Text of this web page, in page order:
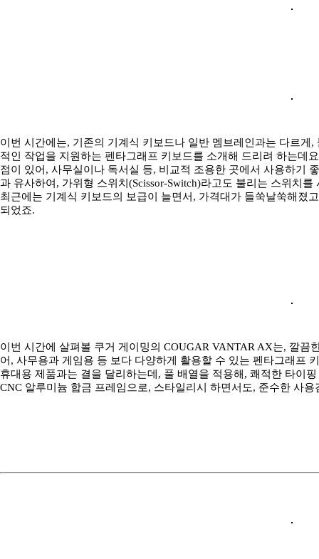
이번 시간에는, 기존의 기계식 키보드나 일반 멤브레인과는 다르
적인 작업을 지원하는 펜타그래프 키보드를 소개해 드리려 하는데
점이 있어, 사무실이나 독서실 등, 비교적 조용한 곳에서 사용하기
과 유사하여, 가위형 스위치(Scissor-Switch)라고도 불리는 스위치
최근에는 기계식 키보드의 보급이 늘면서, 가격대가 들쑥날쑥해졌
되었죠.
이번 시간에 살펴볼 쿠거 게이밍의 COUGAR VANTAR AX는, 깔
어, 사무용과 게임용 등 보다 다양하게 활용할 수 있는 펜타그래프
휴대용 제품과는 결을 달리하는데, 풀 배열을 적용해, 쾌적한 타이
CNC 알루미늄 합금 프레임으로, 스타일리시 하면서도, 준수한 사용